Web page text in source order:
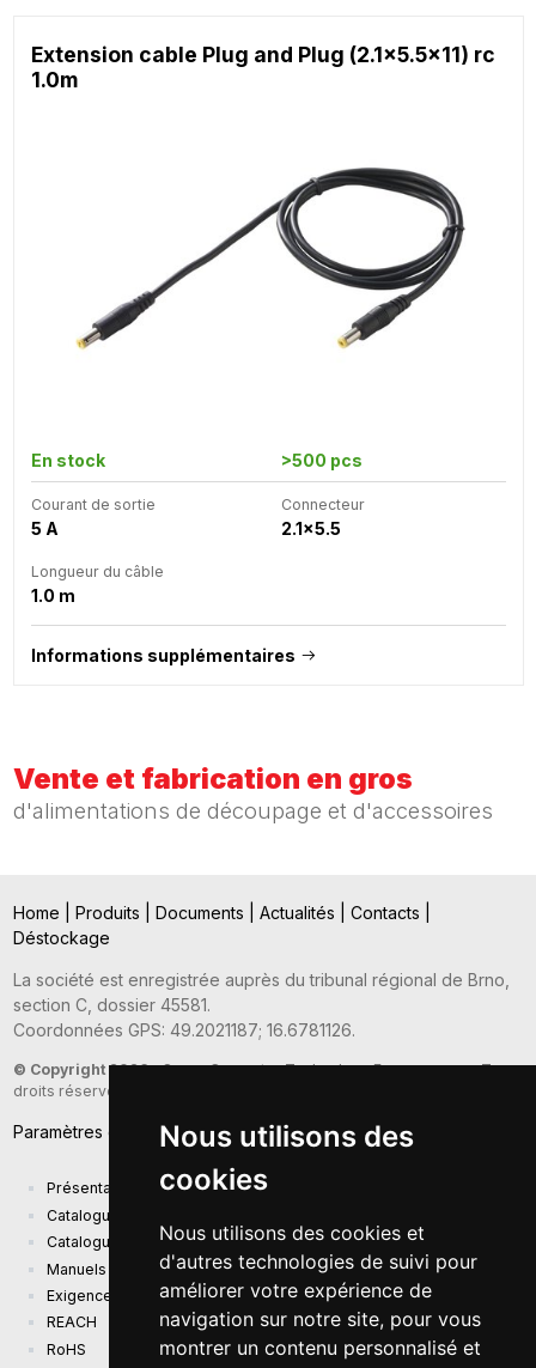
Nous utilisons des
cookies
Nous utilisons des cookies et
d'autres technologies de suivi pour
améliorer votre expérience de
navigation sur notre site, pour vous
montrer un contenu personnalisé et
Extension cable Plug and Plug (2.1x5.5x11) rc
1.0m
En stock >500 pcs
Courant de sortie
5 A
Connecteur
2.1x5.5
Longueur du câble
1.0 m
Informations supplémentaires
Vente et fabrication en gros
d'alimentations de découpage et d'accessoires
Home Produits Documents Actualités Contacts
Déstockage
La société est enregistrée auprès du tribunal régional de Brno,
section C, dossier 45581.
Coordonnées GPS: 49.2021187; 16.6781126.
© Copyright 2026- Sunny Computer Technology Europe, s.r.o. - Tous
droits réservés
Paramètres des cookies
Présentation de la société
Catalogue actuel des produits
Catalogue de présentation
Manuels
Exigences d'écoconception (EU) 2019/1782
REACH
RoHS